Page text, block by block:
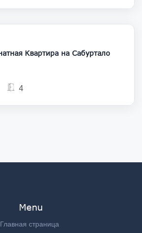
420 000
Продается 4 комнатная Квартира на Сабуртало
4
Menu
Главная страница